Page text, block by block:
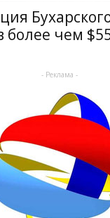
более чем
- Реклама -